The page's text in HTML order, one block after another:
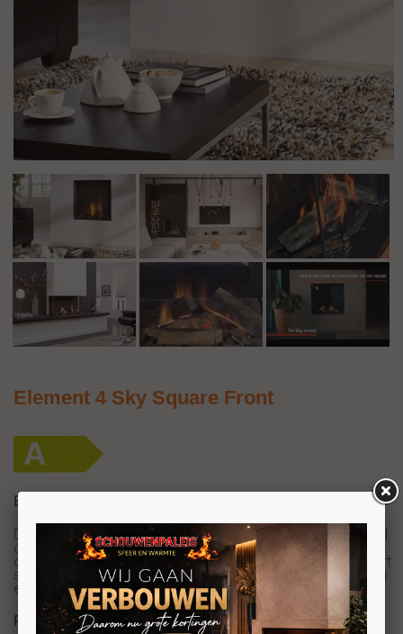
Element 4 Sky Square Front
Element4 Sky Square Front
De Element4 Sky Square Front is een moderne gashaard
die een indrukwekkend en realistisch vuurbeeld biedt
dankzij de zijn Real Flame Burner. Deze haard combineert
stijlvol design met efficiënte warmteafgifte, waardoor hij
een sfeervolle aanvulling is voor ieder interieur.
Real flame burner